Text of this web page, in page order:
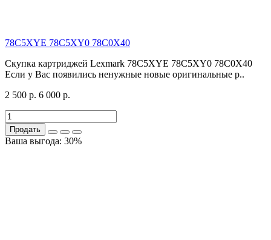
78C5XYE 78C5XY0 78C0X40
Скупка картриджей Lexmark 78C5XYE 78C5XY0 78C0X40
Если у Вас появились ненужные новые оригинальные р..
2 500 р. 6 000 р.
Продать
Ваша выгода: 30%